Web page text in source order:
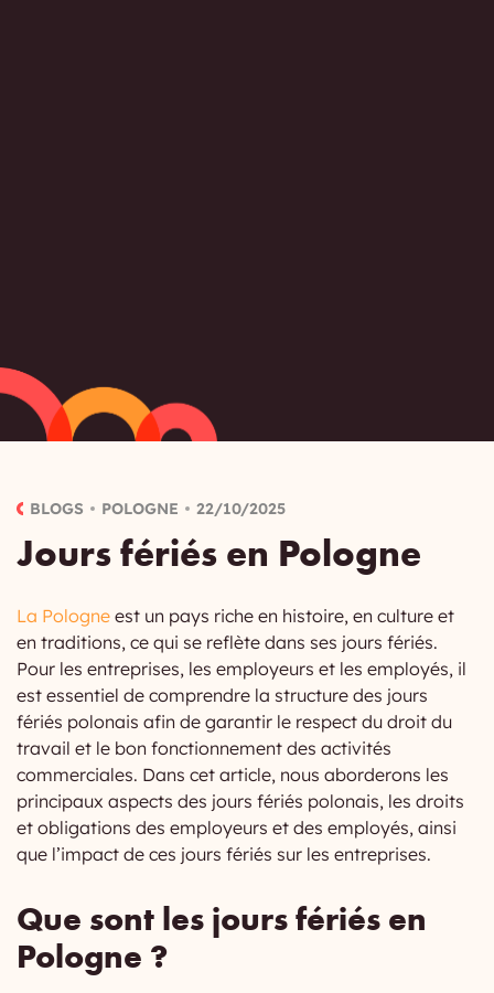
BLOGS POLOGNE 22/10/2025
Jours fériés en Pologne
La Pologne est un pays riche en histoire, en culture et
en traditions, ce qui se reflète dans ses jours fériés.
Pour les entreprises, les employeurs et les employés, il
est essentiel de comprendre la structure des jours
fériés polonais afin de garantir le respect du droit du
travail et le bon fonctionnement des activités
commerciales. Dans cet article, nous aborderons les
principaux aspects des jours fériés polonais, les droits
et obligations des employeurs et des employés, ainsi
que l’impact de ces jours fériés sur les entreprises.
Que sont les jours fériés en
Pologne ?